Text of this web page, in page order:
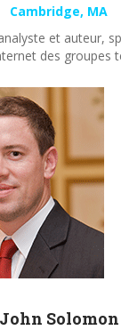
Cambridge, MA
et auteur,
des groupes
John Solomon